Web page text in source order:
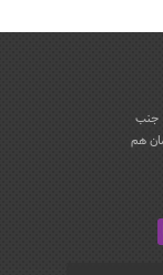
جنب
هم